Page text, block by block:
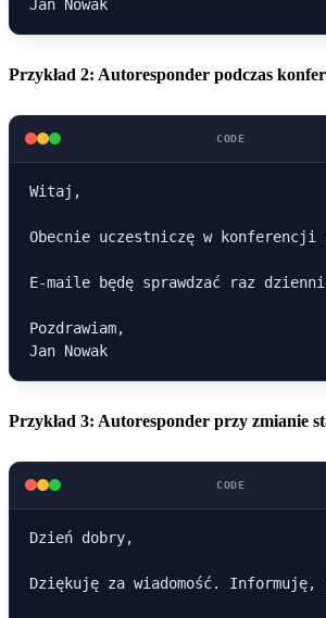
Przykład 2: Autoresponder podczas
CODE
Witaj,
Obecnie uczestniczę w konferencji
E-maile będę sprawdzać raz
Pozdrawiam,
Przykład 3: Autoresponder przy zmianie
CODE
Dzień dobry,
Dziękuję za wiadomość.